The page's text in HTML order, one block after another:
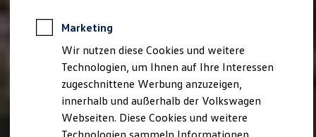
Elektromobilität
Elektroautos
Elektrofahrzeugkonzepte
ID. EVERY1
Reichweite
Reichweite der ID. Modelle
Reichweite im Winter
Rekuperation
Laden
Marketing
Wir nutzen diese Cookies und weitere
Technologien, um Ihnen auf Ihre Interessen
zugeschnittene Werbung anzuzeigen,
innerhalb und außerhalb der Volkswagen
Webseiten. Diese Cookies und weitere
Technologien sammeln Informationen